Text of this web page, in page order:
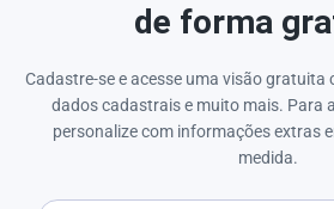
de forma
Cadastre-se e acesse uma visão gratuita
dados cadastrais e muito mais. Para
personalize com informações extras
medida.